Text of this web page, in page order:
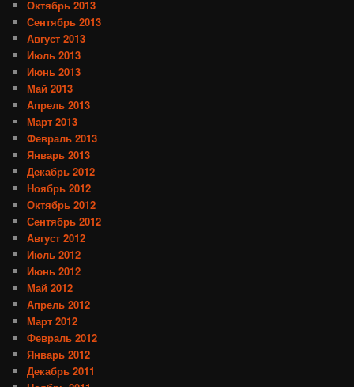
Октябрь 2013
Сентябрь 2013
Август 2013
Июль 2013
Июнь 2013
Май 2013
Апрель 2013
Март 2013
Февраль 2013
Январь 2013
Декабрь 2012
Ноябрь 2012
Октябрь 2012
Сентябрь 2012
Август 2012
Июль 2012
Июнь 2012
Май 2012
Апрель 2012
Март 2012
Февраль 2012
Январь 2012
Декабрь 2011